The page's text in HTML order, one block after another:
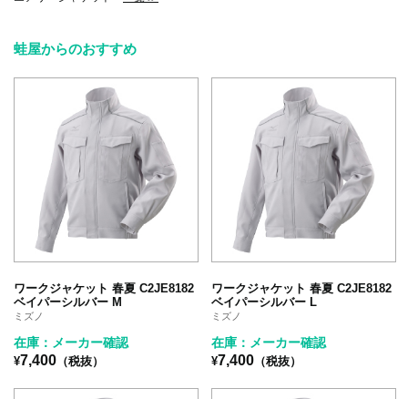
蛙屋からのおすすめ
ワークジャケット 春夏 C2JE8182
ベイパーシルバー M
ミズノ
在庫：メーカー確認
¥7,400 （税抜）
ワークジャケット 春夏 C2JE8182
ベイパーシルバー L
ミズノ
在庫：メーカー確認
¥7,400 （税抜）